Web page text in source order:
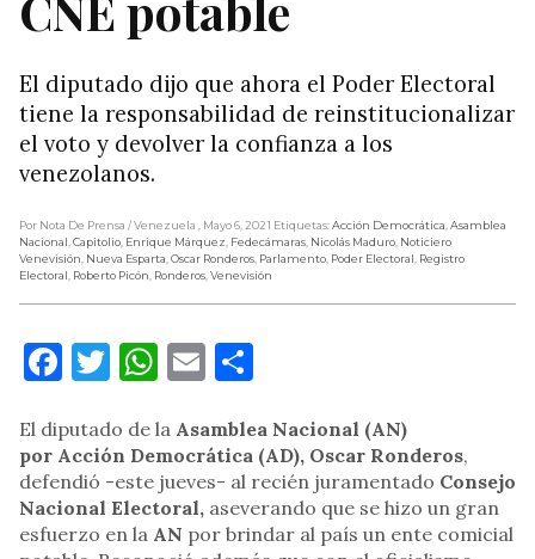
El diputado dijo que ahora el Poder Electoral
tiene la responsabilidad de reinstitucionalizar
el voto y devolver la confianza a los
venezolanos.
Por Nota De Prensa / Venezuela , Mayo 6, 2021 Etiquetas:Acción Democrática,Asamblea
Nacional,Capitolio, Enrique Márquez, Fedecámaras, Nicolás Maduro, Noticiero
Venevisión, Nueva Esparta,Oscar Ronderos, Parlamento, Poder Electoral, Registro
Electoral, Roberto Picón, Ronderos,Venevisión
Facebook
Twitter
WhatsApp
Email
El diputado de la Asamblea Nacional (AN)
por Acción Democrática (AD), Oscar Ronderos,
defendió -este jueves- al recién juramentado Consejo
Nacional Electoral, aseverando que se hizo un gran
esfuerzo en la AN por brindar al país un ente comicial